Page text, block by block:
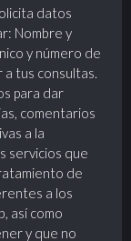
datos
Nombre y
y número de
tus consultas.
para dar
comentarios
a la
servicios que
de
a los
así como
y que no